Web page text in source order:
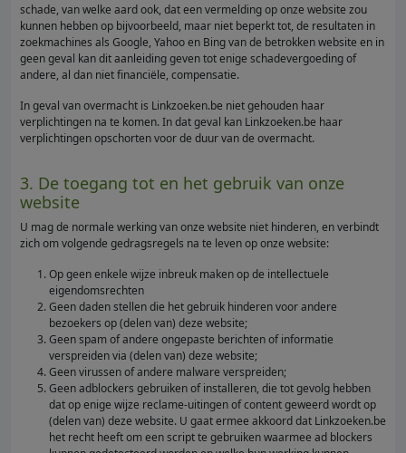
schade, van welke aard ook, dat een vermelding op onze website zou
kunnen hebben op bijvoorbeeld, maar niet beperkt tot, de resultaten in
zoekmachines als Google, Yahoo en Bing van de betrokken website en in
geen geval kan dit aanleiding geven tot enige schadevergoeding of
andere, al dan niet financiële, compensatie.
In geval van overmacht is Linkzoeken.be niet gehouden haar
verplichtingen na te komen. In dat geval kan Linkzoeken.be haar
verplichtingen opschorten voor de duur van de overmacht.
3. De toegang tot en het gebruik van onze
website
U mag de normale werking van onze website niet hinderen, en verbindt
zich om volgende gedragsregels na te leven op onze website:
Op geen enkele wijze inbreuk maken op de intellectuele
eigendomsrechten
Geen daden stellen die het gebruik hinderen voor andere
bezoekers op (delen van) deze website;
Geen spam of andere ongepaste berichten of informatie
verspreiden via (delen van) deze website;
Geen virussen of andere malware verspreiden;
Geen adblockers gebruiken of installeren, die tot gevolg hebben
dat op enige wijze reclame-uitingen of content geweerd wordt op
(delen van) deze website. U gaat ermee akkoord dat Linkzoeken.be
het recht heeft om een script te gebruiken waarmee ad blockers